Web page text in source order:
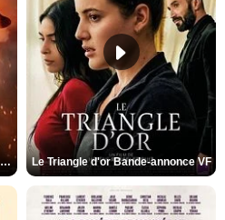
L'Odyssée Bande-annonce VO STFR Le Triangle d'or Bande-annonce VF